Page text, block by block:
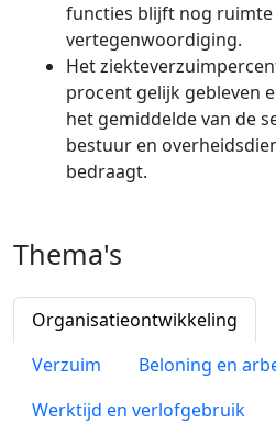
functies blijft nog
vertegenwoordiging.
Het
procent gelijk gebleven
het gemiddelde van de
bestuur en
bedraagt.
Thema's
Organisatieontwikkeling
Verzuim
Beloning en
Werktijd en verlofgebruik